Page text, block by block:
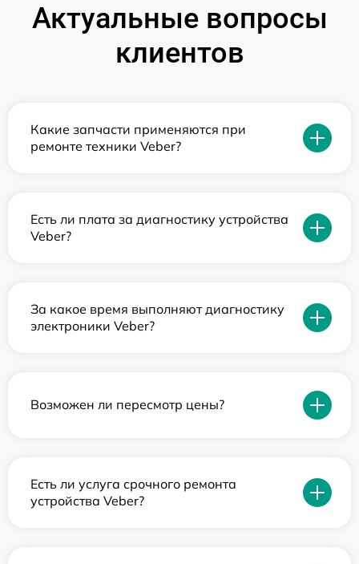
Актуальные вопросы
клиентов
Какие запчасти применяются при
ремонте техники Veber?
Есть ли плата за диагностику устройства
Veber?
За какое время выполняют диагностику
электроники Veber?
Возможен ли пересмотр цены?
Есть ли услуга срочного ремонта
устройства Veber?